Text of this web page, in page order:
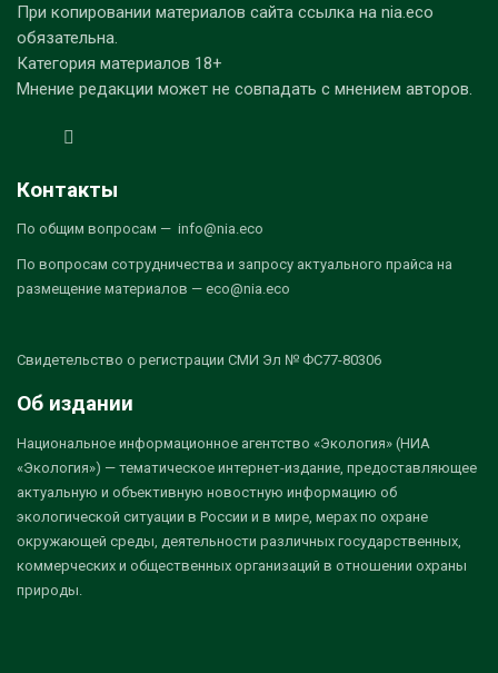
При копировании материалов сайта ссылка на nia.eco
обязательна.
Категория материалов 18+
Мнение редакции может не совпадать с мнением авторов.
Контакты
По общим вопросам — info@nia.eco
По вопросам сотрудничества и запросу актуального прайса на
размещение материалов — eco@nia.eco
Свидетельство о регистрации СМИ Эл № ФС77-80306
Об издании
Национальное информационное агентство «Экология» (НИА
«Экология») — тематическое интернет-издание, предоставляющее
актуальную и объективную новостную информацию об
экологической ситуации в России и в мире, мерах по охране
окружающей среды, деятельности различных государственных,
коммерческих и общественных организаций в отношении охраны
природы.